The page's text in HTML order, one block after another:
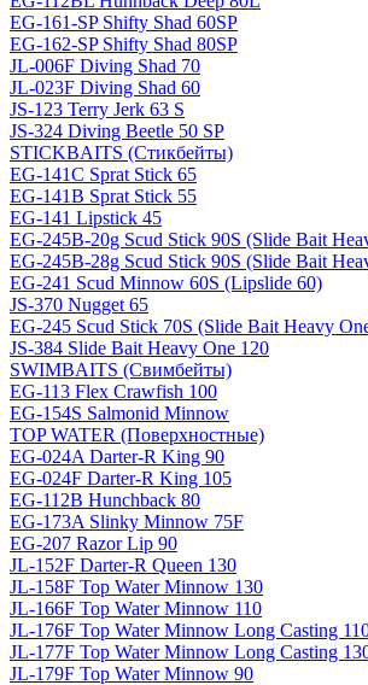
EG-161-SP Shifty Shad 60SP
EG-162-SP Shifty Shad 80SP
JL-006F Diving Shad 70
JL-023F Diving Shad 60
JS-123 Terry Jerk 63 S
JS-324 Diving Beetle 50 SP
STICKBAITS (Стикбейты)
EG-141C Sprat Stick 65
EG-141B Sprat Stick 55
EG-141 Lipstick 45
EG-245B-20g Scud Stick 90S (Slide Bait
EG-245B-28g Scud Stick 90S (Slide Bait
EG-241 Scud Minnow 60S (Lipslide 60)
JS-370 Nugget 65
EG-245 Scud Stick 70S (Slide Bait Heavy
JS-384 Slide Bait Heavy One 120
SWIMBAITS (Свимбейты)
EG-113 Flex Crawfish 100
EG-154S Salmonid Minnow
TOP WATER (Поверхностные)
EG-024A Darter-R King 90
EG-024F Darter-R King 105
EG-112B Hunchback 80
EG-173A Slinky Minnow 75F
EG-207 Razor Lip 90
JL-152F Darter-R Queen 130
JL-158F Top Water Minnow 130
JL-166F Top Water Minnow 110
JL-176F Top Water Minnow Long Casting
JL-177F Top Water Minnow Long Casting
JL-179F Top Water Minnow 90